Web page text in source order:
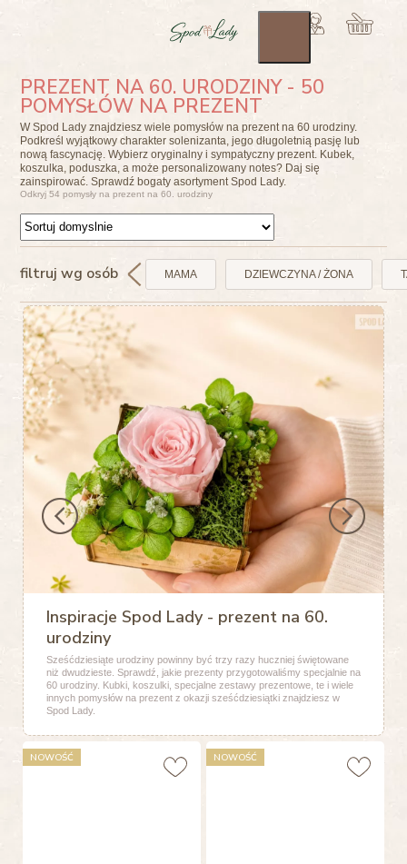
PREZENT NA 60. URODZINY - 50
POMYSŁÓW NA PREZENT
W Spod Lady znajdziesz wiele pomysłów na prezent na 60 urodziny.
Podkreśl wyjątkowy charakter solenizanta, jego długoletnią pasję lub
nową fascynację. Wybierz oryginalny i sympatyczny prezent. Kubek,
koszulka, poduszka, a może personalizowany notes? Daj się
zainspirować. Sprawdź bogaty asortyment Spod Lady.
Odkryj 54 pomysły na prezent na 60. urodziny
filtruj wg osób MAMA DZIEWCZYNA / ŻONA
Inspiracje Spod Lady - prezent na 60.
urodziny
Sześćdziesiąte urodziny powinny być trzy razy huczniej świętowane
niż dwudzieste. Sprawdź, jakie prezenty przygotowaliśmy specjalnie na
60 urodziny. Kubki, koszulki, specjalne zestawy prezentowe, te i wiele
innych pomysłów na prezent z okazji sześćdziesiątki znajdziesz w
Spod Lady.
NOWOŚĆ NOWOŚĆ